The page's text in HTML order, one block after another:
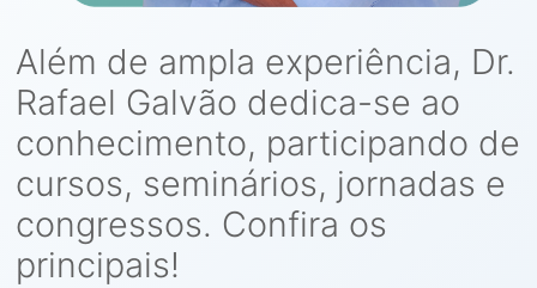
Além de ampla experiência, Dr.
Rafael Galvão dedica-se ao
conhecimento, participando de
cursos, seminários, jornadas e
congressos. Confira os
principais!